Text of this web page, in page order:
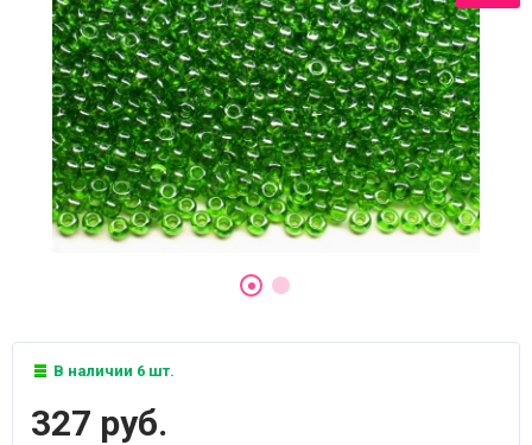
В наличии 6 шт.
327 руб.